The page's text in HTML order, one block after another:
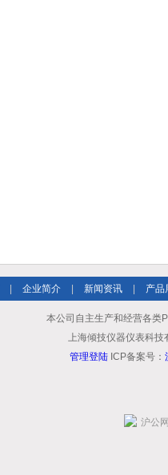
企业简介 新闻资讯 产品
本公司自主生产和经营各类
上海倾技仪器仪表科技
管理登陆 ICP备案号：
沪公